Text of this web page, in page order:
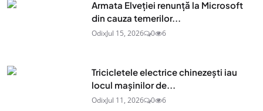
Armata Elveției renunță la Microsoft
din cauza temerilor...
OdixJul 15, 2026 0 6
Tricicletele electrice chinezești iau
locul mașinilor de...
OdixJul 11, 2026 0 6